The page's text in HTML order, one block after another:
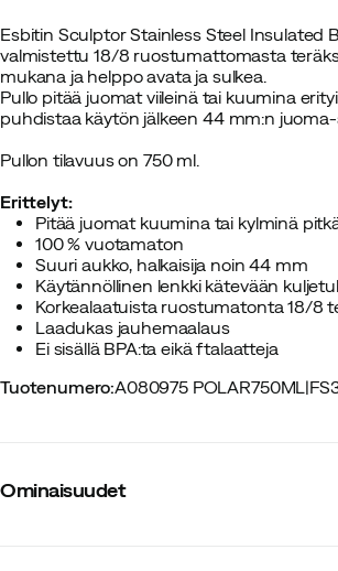
Esbitin Sculptor Stainless Steel Insulated
valmistettu 18/8 ruostumattomasta
mukana ja helppo avata ja sulkea.
Pullo pitää juomat viileinä tai kuumina
puhdistaa käytön jälkeen 44 mm:n
Pullon tilavuus on 750 ml.
Erittelyt:
Pitää juomat kuumina tai kylminä
100 % vuotamaton
Suuri aukko, halkaisija noin 44 mm
Käytännöllinen lenkki kätevään
Korkealaatuista ruostumatonta 18/8
Laadukas jauhemaalaus
Ei sisällä BPA:ta eikä ftalaatteja
Tuotenumero:A080975 POLAR750ML|
Ominaisuudet